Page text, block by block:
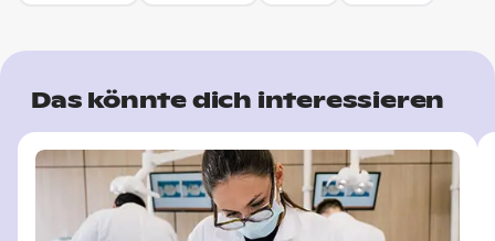
Das könnte dich interessieren